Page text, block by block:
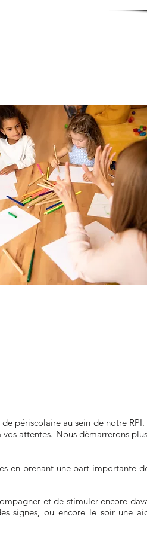
périscolaire au sein de notre
attentes. Nous démarrerons
en prenant une part importante
et de stimuler encore
signes, ou encore le soir une